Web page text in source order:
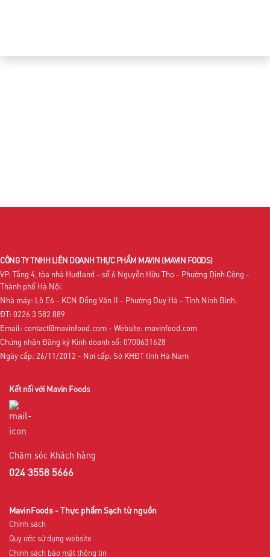
CÔNG TY TNHH LIÊN DOANH THỰC PHẨM MAVIN (MAVIN FOODS)
VP: Tầng 4, tòa nhà Hudland - số 6 Nguyễn Hữu Thọ - Phường Định Công -
Thành phố Hà Nội.
Nhà máy: Lô E6 - KCN Đồng Văn II - Phường Duy Hà - Tỉnh Ninh Bình.
ĐT: 0226 3 582 889
Email: contact@mavinfood.com - Website: mavinfood.com
Chứng nhận Đăng ký Kinh doanh số: 0700631628
Ngày cấp: 26/11/2012 - Nơi cấp: Sở KHĐT tỉnh Hà Nam
Kết nối với Mavin Foods
Chăm sóc Khách hàng
024 3558 5666
MavinFoods - Thực phẩm Sạch từ nguồn
Chính sách
Quy ước sử dụng website
Chính sách bảo mật thông tin